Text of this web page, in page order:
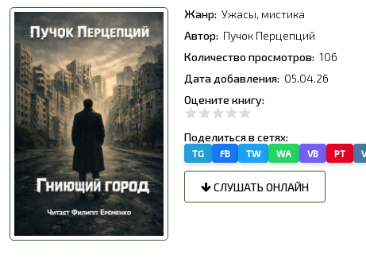
Жанр: Ужасы, мистика
Автор: Пучок Перцепций
Количество просмотров: 106
Дата добавления: 05.04.26
Оцените книгу:
Поделиться в сетях:
TG FB TW WA VB PT
СЛУШАТЬ ОНЛАЙН